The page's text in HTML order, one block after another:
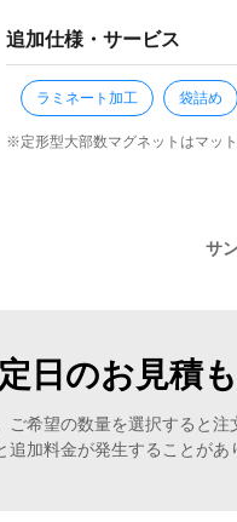
追加仕様・サービス
ラミネート加工 袋詰め
※定形型大部数マグネットはマッ
サ
日のお見積
ご希望の数量を選択すると注
加料金が発生することがあ